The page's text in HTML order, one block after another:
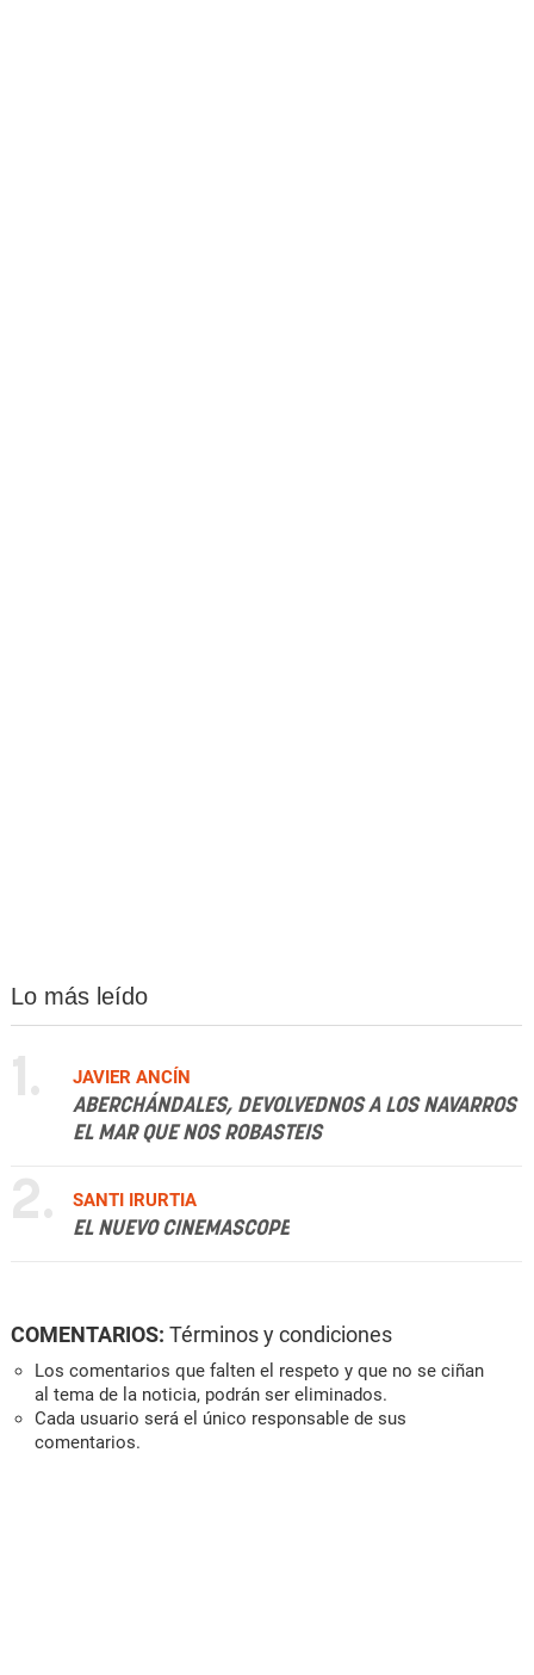
Lo más leído
1.
JAVIER ANCÍN
ABERCHÁNDALES, DEVOLVEDNOS A LOS NAVARROS
EL MAR QUE NOS ROBASTEIS
2.
SANTI IRURTIA
EL NUEVO CINEMASCOPE
COMENTARIOS: Términos y condiciones
Los comentarios que falten el respeto y que no se ciñan
al tema de la noticia, podrán ser eliminados.
Cada usuario será el único responsable de sus
comentarios.